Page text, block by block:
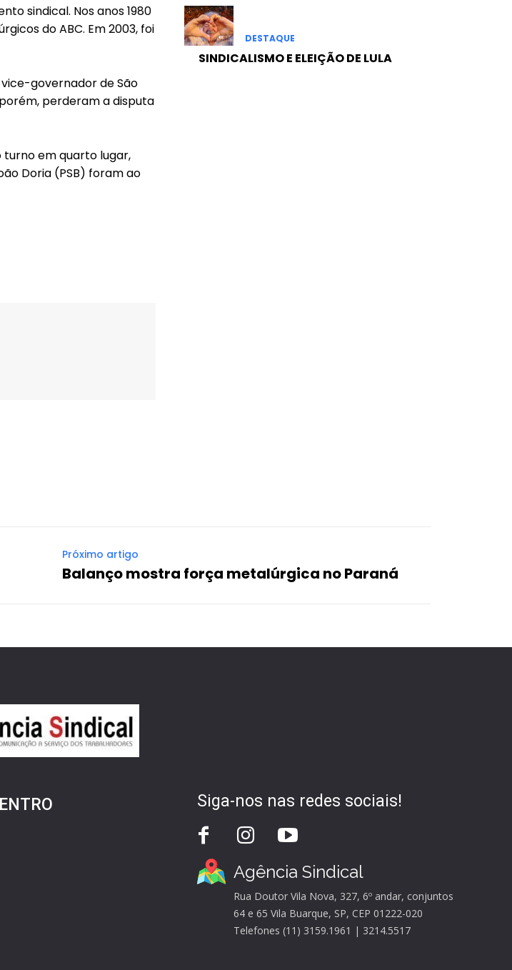
sindical. Nos anos 1980
do ABC. Em 2003, foi
governador de São
perderam a disputa
turno em quarto lugar,
Doria (PSB) foram ao
DESTAQUE
SINDICALISMO E ELEIÇÃO DE LULA
Próximo artigo
Balanço mostra força metalúrgica no Paraná
Siga-nos nas redes sociais!
Agência Sindical
Rua Doutor Vila Nova, 327, 6º andar, conjuntos
64 e 65 Vila Buarque, SP, CEP 01222-020
Telefones (11) 3159.1961 | 3214.5517